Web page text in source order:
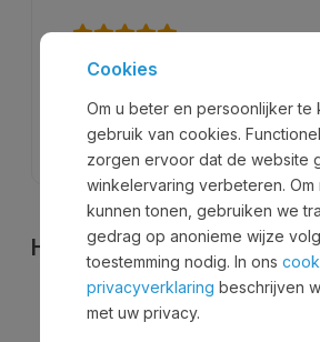
gisteren
Handige toebehoren
Cookies
Om u beter en persoonlijker te
gebruik van cookies.
zorgen ervoor dat de website
winkelervaring verbeteren.
kunnen tonen, gebruiken we
gedrag op anonieme wijze
toestemming nodig. In ons
privacyverklaring beschrijven
met uw privacy.